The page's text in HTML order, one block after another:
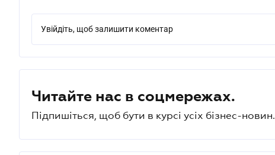
Увійдіть, щоб залишити коментар
Читайте нас в соцмережах.
Підпишіться, щоб бути в курсі усіх бізнес-новин.